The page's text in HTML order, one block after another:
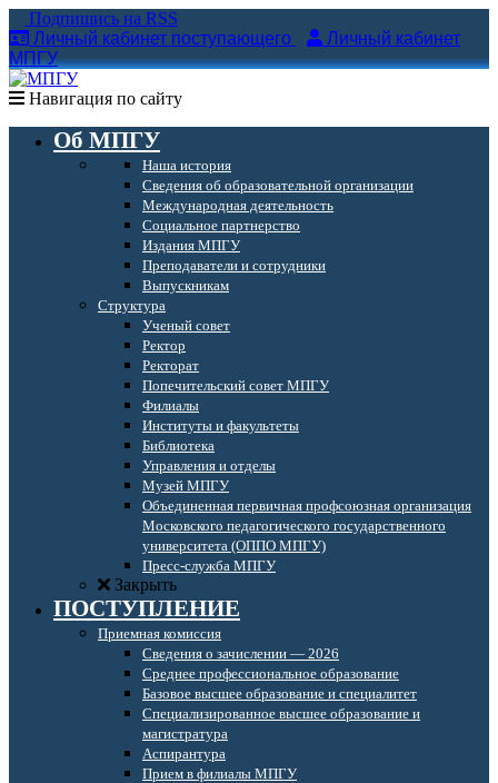
Подпишись на RSS
Личный кабинет поступающего
Личный кабинет
МПГУ
Навигация по сайту
Об МПГУ
Наша история
Сведения об образовательной организации
Международная деятельность
Социальное партнерство
Издания МПГУ
Преподаватели и сотрудники
Выпускникам
Структура
Ученый совет
Ректор
Ректорат
Попечительский совет МПГУ
Филиалы
Институты и факультеты
Библиотека
Управления и отделы
Музей МПГУ
Объединенная первичная профсоюзная организация
Московского педагогического государственного
университета (ОППО МПГУ)
Пресс-служба МПГУ
Закрыть
ПОСТУПЛЕНИЕ
Приемная комиссия
Сведения о зачислении — 2026
Среднее профессиональное образование
Базовое высшее образование и специалитет
Специализированное высшее образование и
магистратура
Аспирантура
Прием в филиалы МПГУ